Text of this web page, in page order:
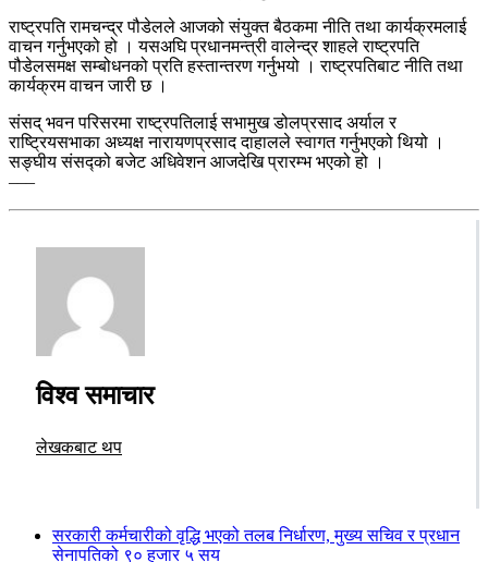
राष्ट्रपति रामचन्द्र पौडेलले आजको संयुक्त बैठकमा नीति तथा कार्यक्रमलाई
वाचन गर्नुभएको हो । यसअघि प्रधानमन्त्री वालेन्द्र शाहले राष्ट्रपति
पौडेलसमक्ष सम्बोधनको प्रति हस्तान्तरण गर्नुभयो । राष्ट्रपतिबाट नीति तथा
कार्यक्रम वाचन जारी छ ।
संसद् भवन परिसरमा राष्ट्रपतिलाई सभामुख डोलप्रसाद अर्याल र
राष्ट्रियसभाका अध्यक्ष नारायणप्रसाद दाहालले स्वागत गर्नुभएको थियो ।
सङ्घीय संसद्को बजेट अधिवेशन आजदेखि प्रारम्भ भएको हो ।
–––
विश्व समाचार
लेखकबाट थप
सरकारी कर्मचारीको वृद्धि भएको तलब निर्धारण, मुख्य सचिव र प्रधान
सेनापतिको ९० हजार ५ सय